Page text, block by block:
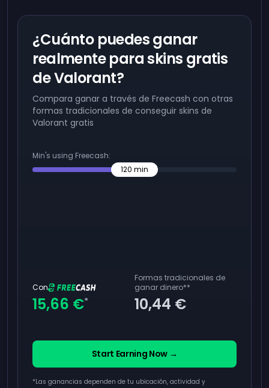
¿Cuánto puedes ganar
realmente para skins gratis
de Valorant?
Compara ganar a través de Freecash con otras
formas tradicionales de conseguir skins de
Valorant gratis
Min's using Freecash:
120 min
Con
15,66 €*
Formas tradicionales de
ganar dinero**
10,44 €
Start Earning Now →
*Las ganancias dependen de tu ubicación, actividad y